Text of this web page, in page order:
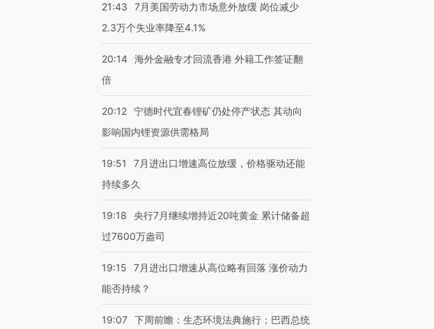
21:43
7月美国劳动力市场意外放缓 岗位减少
2.3万个失业率降至4.1%
20:14 海外金融专才回流香港 外籍工作签证翻
倍
20:12 宁德时代宜春锂矿仍处停产状态 其动向
影响国内锂资源供需格局
19:51
7月进出口增速高位放缓，价格驱动还能
持续多久
19:18
央行7月继续增持近20吨黄金 累计储备超
过7600万盎司
19:15
7月进出口增速从高位略有回落 涨价动力
能否持续？
19:07 下周前瞻：生态环境法典施行；巴西总统